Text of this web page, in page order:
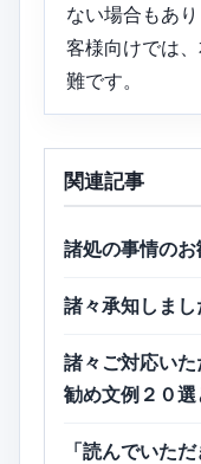
ない場合もあ
客様向けでは
難です。
関連記事
諸処の事情の
諸々承知しま
諸々ご対応い
勧め文例２０
「読んでいた